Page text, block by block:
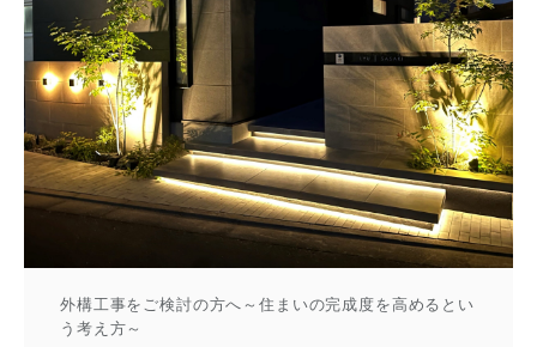
外構工事をご検討の方へ～住まいの完成度を高めるとい
う考え方～